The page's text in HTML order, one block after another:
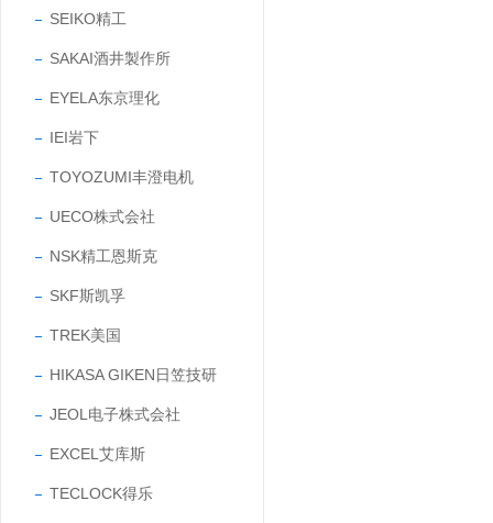
SEIKO精工
SAKAI酒井製作所
EYELA东京理化
IEI岩下
TOYOZUMI丰澄电机
UECO株式会社
NSK精工恩斯克
SKF斯凯孚
TREK美国
HIKASA GIKEN日笠技研
JEOL电子株式会社
EXCEL艾库斯
TECLOCK得乐